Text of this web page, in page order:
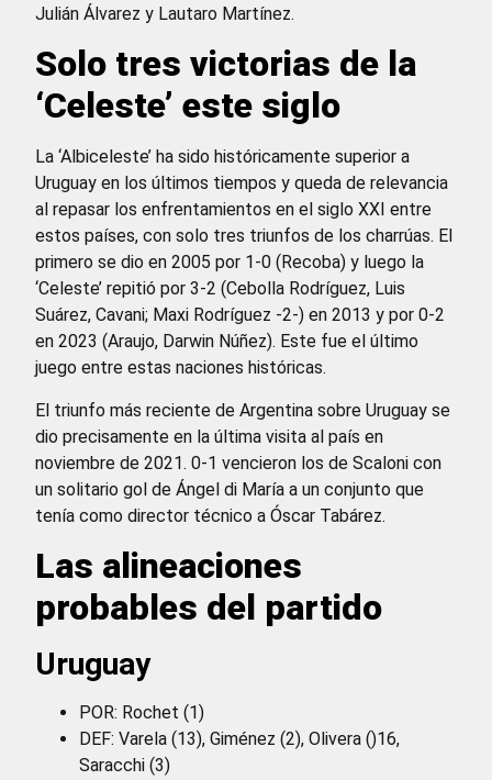
Julián Álvarez y Lautaro Martínez.
Solo tres victorias de la
‘Celeste’ este siglo
La ‘Albiceleste’ ha sido históricamente superior a
Uruguay en los últimos tiempos y queda de relevancia
al repasar los enfrentamientos en el siglo XXI entre
estos países, con solo tres triunfos de los charrúas. El
primero se dio en 2005 por 1-0 (Recoba) y luego la
‘Celeste’ repitió por 3-2 (Cebolla Rodríguez, Luis
Suárez, Cavani; Maxi Rodríguez -2-) en 2013 y por 0-2
en 2023 (Araujo, Darwin Núñez). Este fue el último
juego entre estas naciones históricas.
El triunfo más reciente de Argentina sobre Uruguay se
dio precisamente en la última visita al país en
noviembre de 2021. 0-1 vencieron los de Scaloni con
un solitario gol de Ángel di María a un conjunto que
tenía como director técnico a Óscar Tabárez.
Las alineaciones
probables del partido
Uruguay
POR: Rochet (1)
DEF: Varela (13), Giménez (2), Olivera ()16,
Saracchi (3)